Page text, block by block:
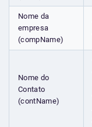
Nome da
empresa
(compName)
Nome do
Contato
(contName)